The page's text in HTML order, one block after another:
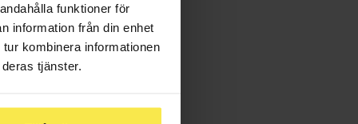
funktioner för
information från din enhet
kombinera informationen
tjänster.